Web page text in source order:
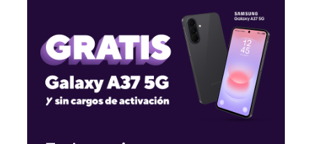
57 N Main St Washington, PA 15301